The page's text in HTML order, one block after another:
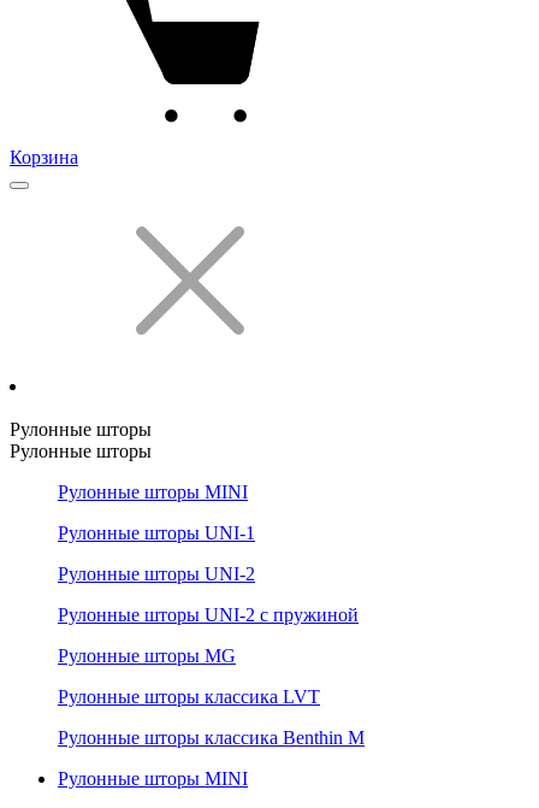
Корзина
Рулонные шторы
Рулонные шторы
Рулонные шторы MINI
Рулонные шторы UNI-1
Рулонные шторы UNI-2
Рулонные шторы UNI-2 с пружиной
Рулонные шторы MG
Рулонные шторы классика LVT
Рулонные шторы классика Benthin M
Рулонные шторы MINI